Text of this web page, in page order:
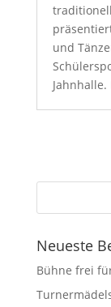
und
Neueste
Bühne frei